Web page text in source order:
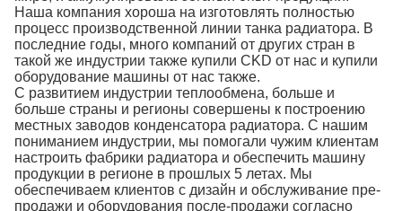
Наша компания хороша на изготовлять полностью
процесс производственной линии танка радиатора. В
последние годы, много компаний от других стран в
такой же индустрии также купили CKD от нас и купили
оборудование машины от нас также.
С развитием индустрии теплообмена, больше и
больше страны и регионы совершены к построению
местных заводов конденсатора радиатора. С нашим
пониманием индустрии, мы помогали чужим клиентам
настроить фабрики радиатора и обеспечить машину
продукции в регионе в прошлых 5 летах. Мы
обеспечиваем клиентов с дизайн и обслуживание пре-
продажи и оборудования после-продажи согласно